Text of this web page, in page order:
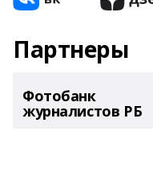
Партнеры
Фотобанк
журналистов РБ